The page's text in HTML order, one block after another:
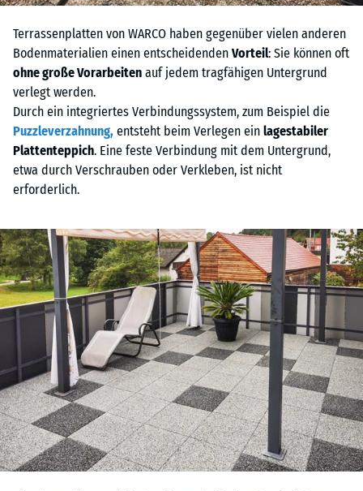
Terrassenplatten von WARCO haben gegenüber vielen anderen
Bodenmaterialien einen entscheidenden Vorteil: Sie können oft
ohne große Vorarbeiten auf jedem tragfähigen Untergrund
verlegt werden.
Durch ein integriertes Verbindungssystem, zum Beispiel die
Puzzleverzahnung, entsteht beim Verlegen ein lagestabiler
Plattenteppich. Eine feste Verbindung mit dem Untergrund,
etwa durch Verschrauben oder Verkleben, ist nicht
erforderlich.